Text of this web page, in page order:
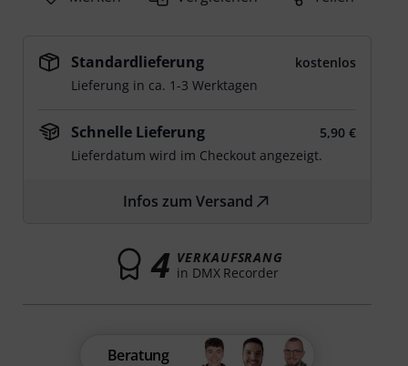
Standardlieferung
kostenlos
Lieferung in ca. 1-3 Werktagen
Schnelle Lieferung
5,90 €
Lieferdatum wird im Checkout angezeigt.
Infos zum Versand
4 VERKAUFSRANG
in DMX Recorder
Beratung